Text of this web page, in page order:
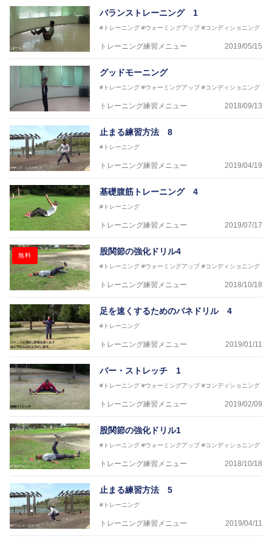
済美平成中等教育学校野球部
丹原高校野球部
東温高校野球部
松山西中等教育学校野球部
南宇和高校野球部
八幡浜工業野球部
IPU環太平洋大学短期大学部ソフトボール部
美作大学女子ソフトボール部
●資格●
日本スポーツ協会公認 スポーツプログラマー
～豊かな環境がなくても工夫次第で
バランストレーニング 1
#トレーニング #ウォーミングアップ #コンディショニング
トレーニング練習メニュー 2019/05/15
グッドモーニング
#トレーニング #ウォーミングアップ #コンディショニング
トレーニング練習メニュー 2018/09/13
止まる練習方法 8
#トレーニング
トレーニング練習メニュー 2019/04/19
基礎腹筋トレーニング 4
#トレーニング
トレーニング練習メニュー 2019/07/17
無料 股関節の強化ドリル4
#トレーニング #ウォーミングアップ #コンディショニング
トレーニング練習メニュー 2018/10/18
足を速くするためのバネドリル 4
#トレーニング
トレーニング練習メニュー 2019/01/11
バー・ストレッチ 1
#トレーニング #ウォーミングアップ #コンディショニング
トレーニング練習メニュー 2019/02/09
股関節の強化ドリル1
#トレーニング #ウォーミングアップ #コンディショニング
トレーニング練習メニュー 2018/10/18
止まる練習方法 5
#トレーニング
トレーニング練習メニュー 2019/04/11